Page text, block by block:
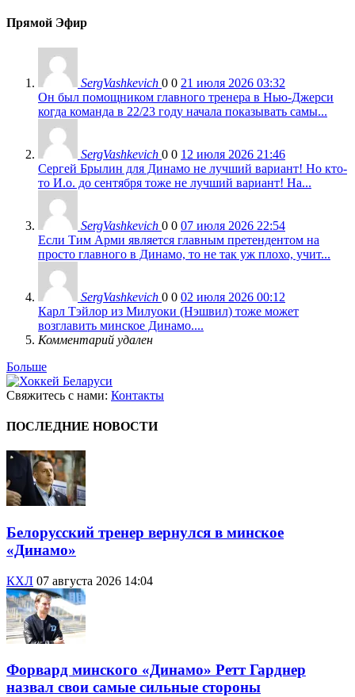
Прямой Эфир
SergVashkevich 0 0 21 июля 2026 03:32
Он был помощником главного тренера в Нью-Джерси
когда команда в 22/23 году начала показывать самы...
SergVashkevich 0 0 12 июля 2026 21:46
Сергей Брылин для Динамо не лучший вариант! Но кто-
то И.о. до сентября тоже не лучший вариант! На...
SergVashkevich 0 0 07 июля 2026 22:54
Если Тим Арми является главным претендентом на
просто главного в Динамо, то не так уж плохо, учит...
SergVashkevich 0 0 02 июля 2026 00:12
Карл Тэйлор из Милуоки (Нэшвил) тоже может
возглавить минское Динамо....
Комментарий удален
Больше
Свяжитесь с нами: Контакты
ПОСЛЕДНИЕ НОВОСТИ
Белорусский тренер вернулся в минское
«Динамо»
КХЛ 07 августа 2026 14:04
Форвард минского «Динамо» Ретт Гарднер
назвал свои самые сильные стороны